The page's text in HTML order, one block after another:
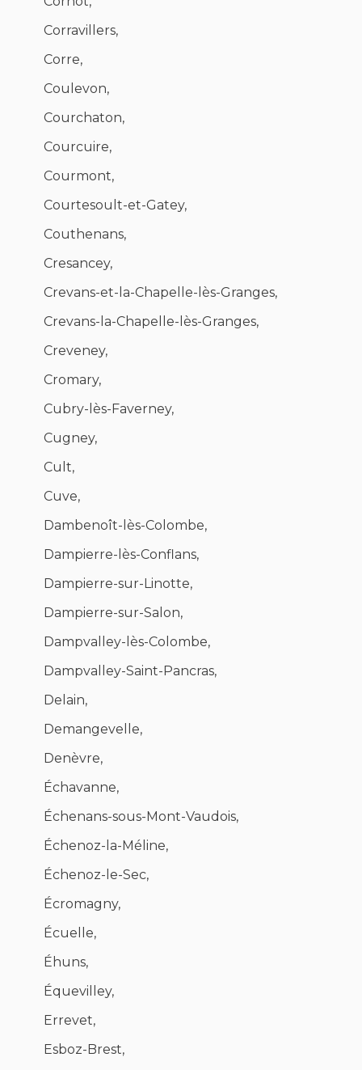
Corravillers,
Corre,
Coulevon,
Courchaton,
Courcuire,
Courmont,
Courtesoult-et-Gatey,
Couthenans,
Cresancey,
Crevans-et-la-Chapelle-lès-Granges,
Crevans-la-Chapelle-lès-Granges,
Creveney,
Cromary,
Cubry-lès-Faverney,
Cugney,
Cult,
Cuve,
Dambenoît-lès-Colombe,
Dampierre-lès-Conflans,
Dampierre-sur-Linotte,
Dampierre-sur-Salon,
Dampvalley-lès-Colombe,
Dampvalley-Saint-Pancras,
Delain,
Demangevelle,
Denèvre,
Échavanne,
Échenans-sous-Mont-Vaudois,
Échenoz-la-Méline,
Échenoz-le-Sec,
Écromagny,
Écuelle,
Éhuns,
Équevilley,
Errevet,
Esboz-Brest,